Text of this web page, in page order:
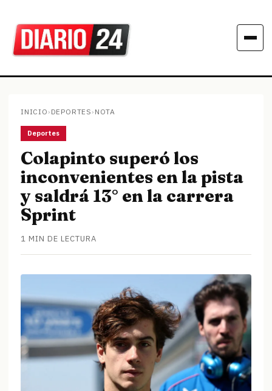
INICIO› DEPORTES› NOTA
Deportes
Colapinto superó los
inconvenientes en la pista
y saldrá 13° en la carrera
Sprint
1 MIN DE LECTURA